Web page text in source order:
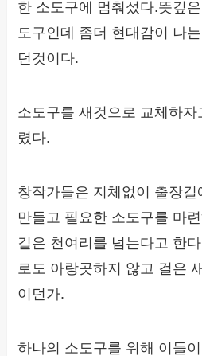
한 소도구에 멈춰섰다.뜻깊
도구인데 좀더 현대감이 나
던것이다.
소도구를 새것으로 교체하자
렸다.
창작가들은 지체없이 출장
만들고 필요한 소도구를 마
길은 천여리를 넘는다고 한
로도 아랑곳하지 않고 걸은
이던가.
하나의 소도구를 위해 이들